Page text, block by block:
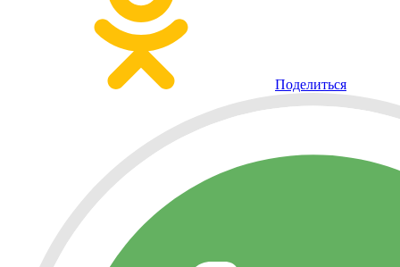
Поделиться